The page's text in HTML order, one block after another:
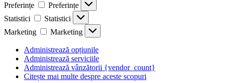
Preferințe
Preferințe
Statistici
Statistici
Marketing
Marketing
Administrează opțiunile
Administrează serviciile
Administrează vânzătorii {vendor_count}
Citește mai multe despre aceste scopuri